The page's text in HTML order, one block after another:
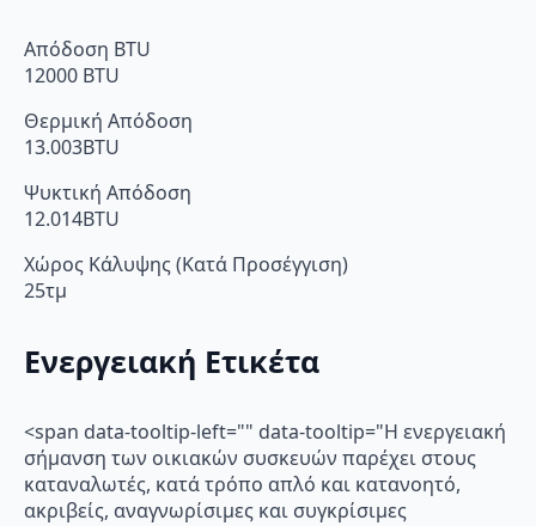
Απόδοση BTU
12000 BTU
Θερμική Απόδοση
13.003BTU
Ψυκτική Απόδοση
12.014BTU
Χώρος Κάλυψης (Κατά Προσέγγιση)
25τμ
Ενεργειακή Ετικέτα
<span data-tooltip-left="" data-tooltip="Η ενεργειακή
σήμανση των οικιακών συσκευών παρέχει στους
καταναλωτές, κατά τρόπο απλό και κατανοητό,
ακριβείς, αναγνωρίσιμες και συγκρίσιμες